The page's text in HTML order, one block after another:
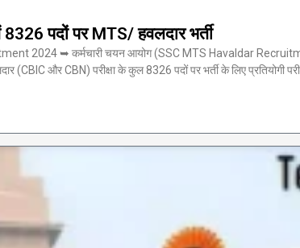
पदों पर MTS/ हवलदार भर्ती
2024 ➥ कर्मचारी चयन आयोग (SSC MTS Havaldar
(CBIC और CBN) परीक्षा के कुल 8326 पदों पर भर्ती के लिए प्रतियोगी